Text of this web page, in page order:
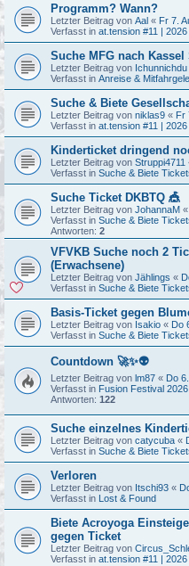
Programm? Wann?
Letzter Beitrag von Aal « Fr 7.
Verfasst in at.tension #11 | 2026
Suche MFG nach
Letzter Beitrag von Ichunnichdu
Verfasst in Anreise &
Suche & Biete
Letzter Beitrag von niklas9 « Fr
Verfasst in at.tension #11 | 2026
Kinderticket dringend
Letzter Beitrag von Struppi4711
Verfasst in Suche & Biete
Suche Ticket DKBTQ 🎪
Letzter Beitrag von JohannaM «
Verfasst in Suche & Biete
Antworten: 2
VFVKB Suche noch 2
(Erwachsene)
Letzter Beitrag von Jählings «
Verfasst in Suche & Biete
Basis-Ticket gegen
Letzter Beitrag von Isakio « Do
Verfasst in Suche & Biete
Countdown 🚀✨👽
Letzter Beitrag von lm87 « Do
Verfasst in Fusion Festival 2026
Antworten: 122
Suche einzelnes
Letzter Beitrag von catycuba «
Verfasst in Suche & Biete
Verloren
Letzter Beitrag von Itschi93 «
Verfasst in Lost & Found
Biete Acroyoga
gegen Ticket
Letzter Beitrag von
Verfasst in at.tension #11 | 2026